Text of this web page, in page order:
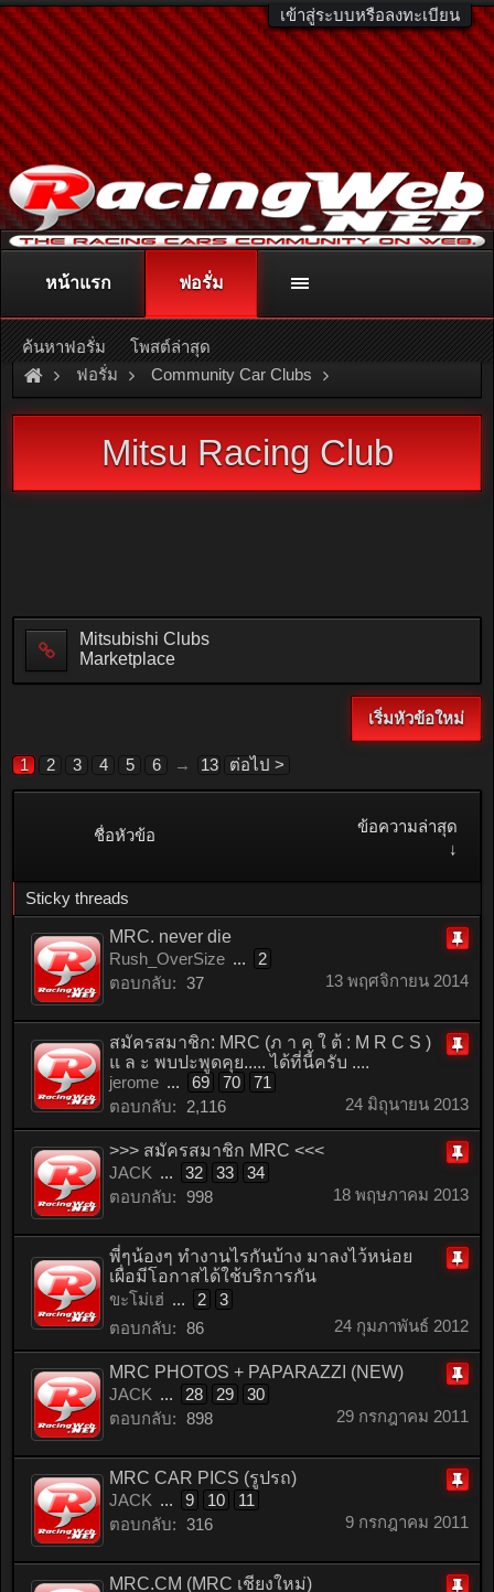
เข้าสู่ระบบหรือลงทะเบียน
ติดต่อลงโฆษณา racingweb@gmail.comหรือโทร. 081-811-1138
หรืออ่านรายละเอียดเพิ่มเติม คลิกที่นี่
ฟอรั่ม Community Car Clubs
Mitsubishi Car Clubs
Mitsu Racing Club
Mitsubishi Clubs
Marketplace
เริ่มหัวข้อใหม่
1 2 3 4 5 6 → 13 ต่อไป >
ชื่อหัวข้อ
ข้อความล่าสุด
↓
Sticky threads
หมุด
MRC. never die
Rush_OverSize ...
2
ตอบกลับ: 37 13 พฤศจิกายน 2014
สมัครสมาชิก: MRC (ภ า ค ใ ต้ : M R C S )
แ ล ะ พบปะพูดคุย..... ได้ที่นี้ครับ ....
jerome ... 69 70
71
ตอบกลับ:
2,116 24 มิถุนายน 2013
หมุด
>>> สมัครสมาชิก MRC <<<
JACK ... 32 33
34
ตอบกลับ: 998 18 พฤษภาคม 2013
พี่ๆน้องๆ ทำงานไรกันบ้าง มาลงไว้หน่อย
เผื่อมีโอกาสได้ใช้บริการกัน
ขะโม่เฮ่ ... 2
3
ตอบกลับ: 86 24 กุมภาพันธ์ 2012
หมุด
MRC PHOTOS + PAPARAZZI (NEW)
JACK ... 28 29
30
ตอบกลับ: 898 29 กรกฎาคม 2011
หมุด
MRC CAR PICS (รูปรถ)
JACK ... 9 10
11
ตอบกลับ: 316 9 กรกฎาคม 2011
MRC.CM (MRC เชียงใหม่)
หน้าแรก ฟอรั่ม
ค้นหาฟอรั่ม โพสต์ล่าสุด